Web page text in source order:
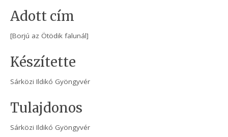
Adott cím
[Borjú az Ötödik falunál]
Készítette
Sárközi Ildikó Gyöngyvér
Tulajdonos
Sárközi Ildikó Gyöngyvér